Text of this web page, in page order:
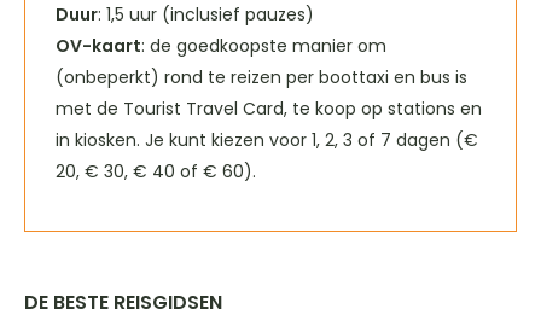
Duur: 1,5 uur (inclusief pauzes)
OV-kaart: de goedkoopste manier om
(onbeperkt) rond te reizen per boottaxi en bus is
met de Tourist Travel Card, te koop op stations en
in kiosken. Je kunt kiezen voor 1, 2, 3 of 7 dagen (€
20, € 30, € 40 of € 60).
DE BESTE REISGIDSEN